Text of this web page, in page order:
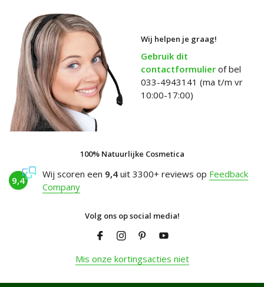
Wij helpen je graag!
Gebruik dit
contactformulier of bel
033-4943141 (ma t/m vr
10:00-17:00)
100% Natuurlijke Cosmetica
9,4
Wij scoren een 9,4 uit 3300+ reviews op Feedback
Company
Volg ons op social media!
Mis onze kortingsacties niet